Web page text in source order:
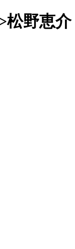
野恵介